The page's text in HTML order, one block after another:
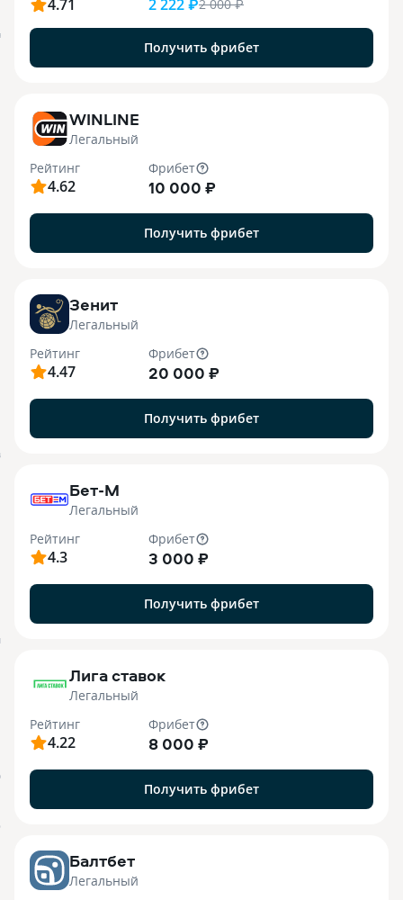
4.71 2 222 ₽2 000₽
Получить фрибет
WINLINE
Легальный
Рейтинг
4.62
Фрибет
10 000 ₽
Получить фрибет
Зенит
Легальный
Рейтинг
4.47
Фрибет
20 000 ₽
Получить фрибет
Бет-М
Легальный
Рейтинг
4.3
Фрибет
3 000 ₽
Получить фрибет
Лига ставок
Легальный
Рейтинг
4.22
Фрибет
8 000 ₽
Получить фрибет
Балтбет
Легальный